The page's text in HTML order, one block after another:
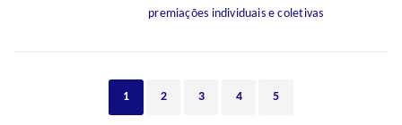
premiações individuais e coletivas
1 2 3 4 5